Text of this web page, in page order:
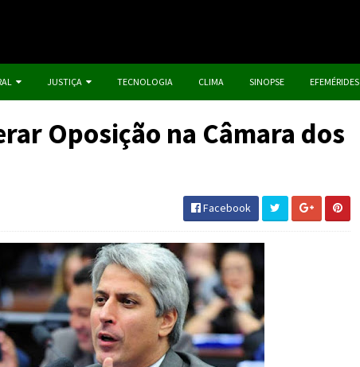
JUSTIÇA TECNOLOGIA CLIMA SINOPSE EFEMÉRIDES
Oposição na Câmara dos
Facebook